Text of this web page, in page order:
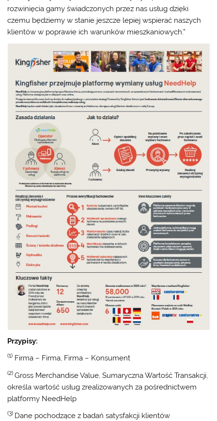
rozwinięcia gamy świadczonych przez nas usług dzięki
czemu będziemy w stanie jeszcze lepiej wspierać naszych
klientów w poprawie ich warunków mieszkaniowych.”
Przypisy:
(1) Firma – Firma, Firma – Konsument
(2) Gross Merchandise Value, Sumaryczna Wartość Transakcji,
określa wartość usług zrealizowanych za pośrednictwem
platformy NeedHelp
(3) Dane pochodzące z badań satysfakcji klientów